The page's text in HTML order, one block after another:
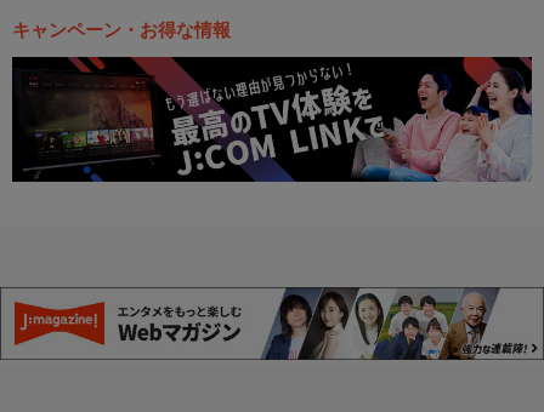
キャンペーン・お得な情報